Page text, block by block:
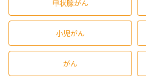
甲状腺がん
小児がん
がん